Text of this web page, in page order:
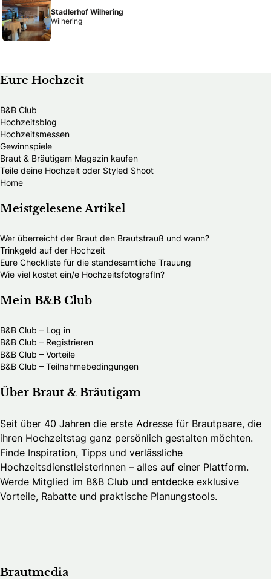
Stadlerhof Wilhering
Wilhering
Eure Hochzeit
B&B Club
Hochzeitsblog
Hochzeitsmessen
Gewinnspiele
Braut & Bräutigam Magazin kaufen
Teile deine Hochzeit oder Styled Shoot
Home
Meistgelesene Artikel
Wer überreicht der Braut den Brautstrauß und wann?
Trinkgeld auf der Hochzeit
Eure Checkliste für die standesamtliche Trauung
Wie viel kostet ein/e HochzeitsfotografIn?
Mein B&B Club
B&B Club – Log in
B&B Club – Registrieren
B&B Club – Vorteile
B&B Club – Teilnahmebedingungen
Über Braut & Bräutigam
Seit über 40 Jahren die erste Adresse für Brautpaare, die
ihren Hochzeitstag ganz persönlich gestalten möchten.
Finde Inspiration, Tipps und verlässliche
HochzeitsdienstleisterInnen – alles auf einer Plattform.
Werde Mitglied im B&B Club und entdecke exklusive
Vorteile, Rabatte und praktische Planungstools.
Brautmedia